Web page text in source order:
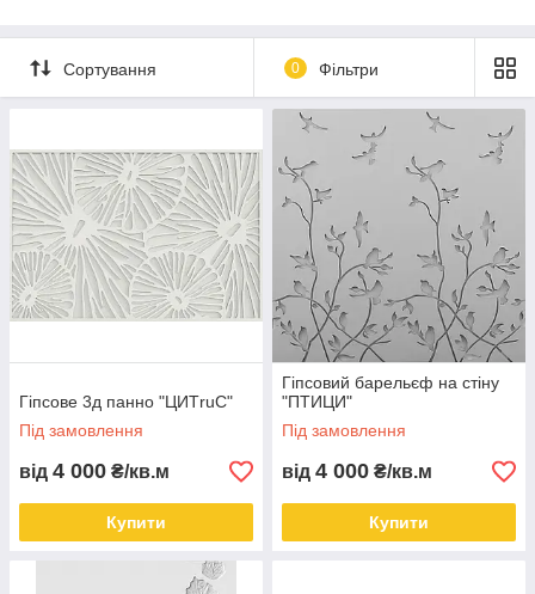
Сортування 0 Фільтри
Гіпсове 3д панно "ЦИТruС"
Під замовлення
від 4 000 ₴/кв.м
Купити
Гіпсовий барельєф на стіну
"ПТИЦИ"
Під замовлення
від 4 000 ₴/кв.м
Купити